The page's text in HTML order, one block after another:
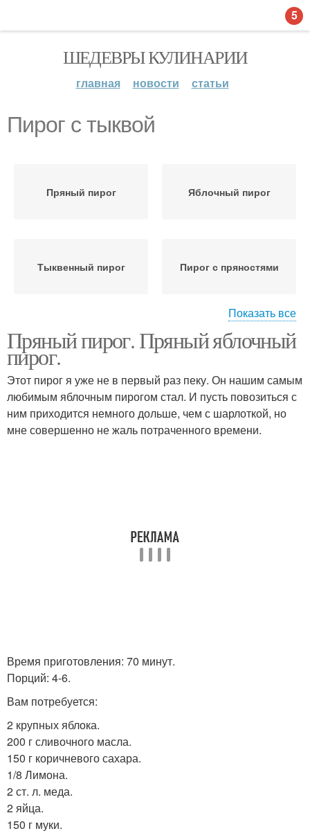
ШЕДЕВРЫ КУЛИНАРИИ
главная новости статьи
Пирог с тыквой
Пряный пирог Яблочный пирог
Тыквенный пирог Пирог с пряностями
Пирог с яблоками Пирог от шеф-повара
Пирог с грушами Пирог с изюмом
Греческий пирог
Показать все
Пряный пирог. Пряный яблочный
пирог.
Этот пирог я уже не в первый раз пеку. Он нашим самым
любимым яблочным пирогом стал. И пусть повозиться с
ним приходится немного дольше, чем с шарлоткой, но
мне совершенно не жаль потраченного времени.
Время приготовления: 70 минут.
Порций: 4-6.
Вам потребуется:
2 крупных яблока.
200 г сливочного масла.
150 г коричневого сахара.
1/8 Лимона.
2 ст. л. меда.
2 яйца.
150 г муки.
5